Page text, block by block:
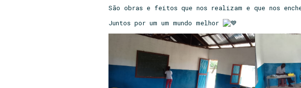
São obras e feitos que nos realizam e que nos
Juntos por um um mundo melhor